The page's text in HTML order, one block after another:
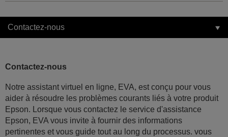
Contactez-nous
Contactez-nous
Notre assistant virtuel en ligne, EVA, est conçu pour vous
aider à résoudre les problèmes courants liés à votre produit
Epson. Lorsque vous contactez le service d'assistance
Epson, EVA vous invite à fournir des informations
pertinentes et vous guide tout au long du processus. vous